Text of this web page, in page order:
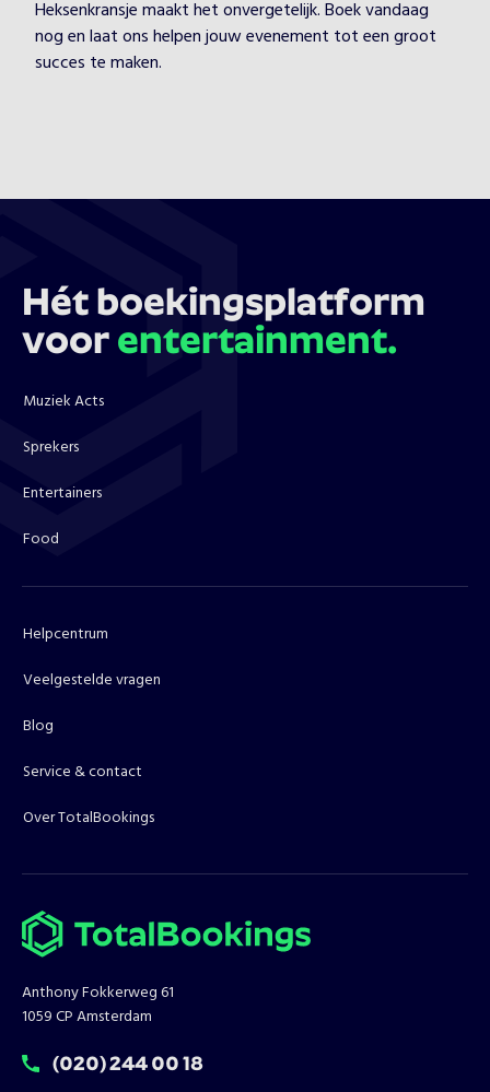
Heksenkransje maakt het onvergetelijk. Boek vandaag
nog en laat ons helpen jouw evenement tot een groot
succes te maken.
Hét boekingsplatform
voor entertainment.
Muziek Acts
Sprekers
Entertainers
Food
Helpcentrum
Veelgestelde vragen
Blog
Service & contact
Over TotalBookings
Anthony Fokkerweg 61
1059 CP Amsterdam
T:
(020) 244 00 18